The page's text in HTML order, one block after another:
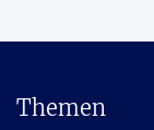
Themen